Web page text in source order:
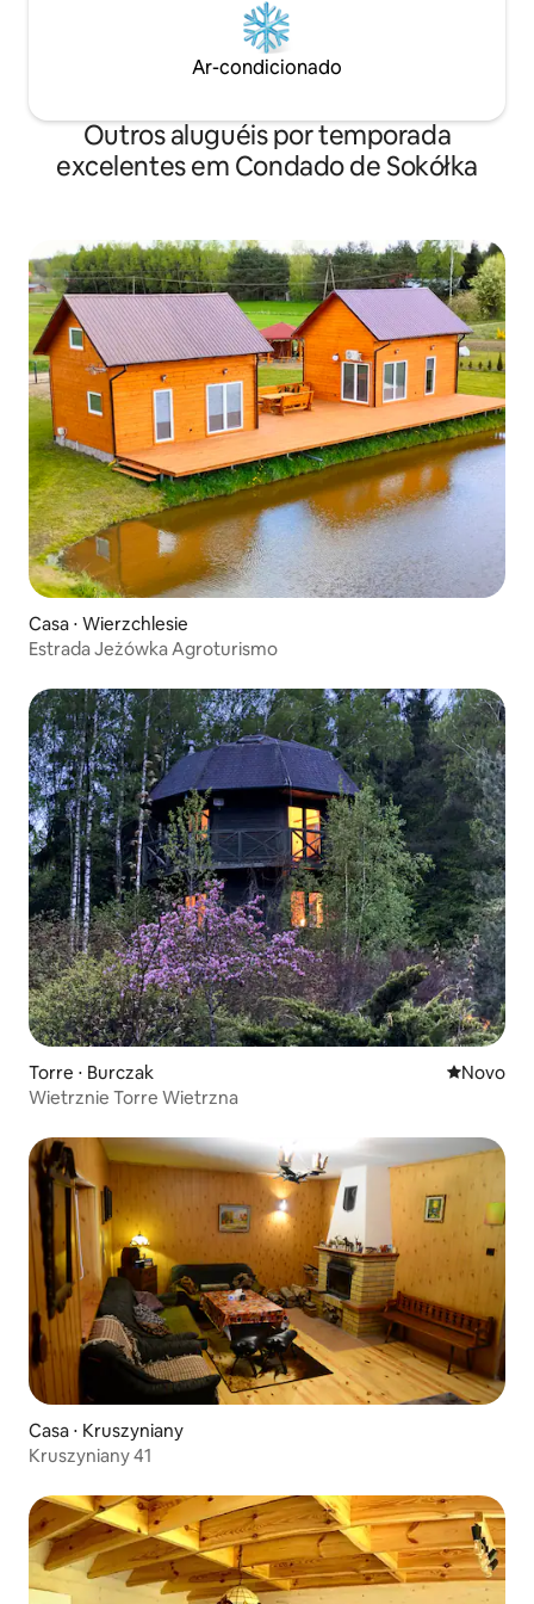
Ar-condicionado
Outros aluguéis por temporada
excelentes em Condado de Sokółka
Casa ⋅ Wierzchlesie
Estrada Jeżówka Agroturismo
Torre ⋅ Burczak Novo
Novo
Wietrznie Torre Wietrzna
Casa ⋅ Kruszyniany
Kruszyniany 41